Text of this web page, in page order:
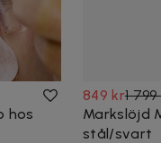
hos
849 kr1
Markslöjd
stål/svart